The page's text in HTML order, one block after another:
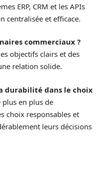
ERP, CRM et les APIs
centralisée et efficace.
commerciaux ?
objectifs clairs et des
relation solide.
durabilité dans le choix
plus en plus de
choix responsables et
leurs décisions